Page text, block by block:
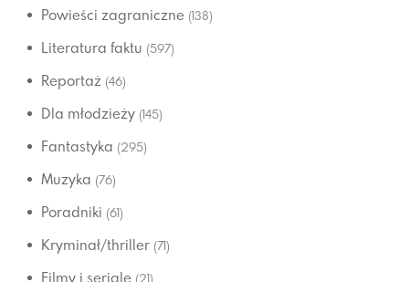
Powieści zagraniczne (138)
Literatura faktu (597)
Reportaż (46)
Dla młodzieży (145)
Fantastyka (295)
Muzyka (76)
Poradniki (61)
Kryminał/thriller (71)
Filmy i seriale (21)